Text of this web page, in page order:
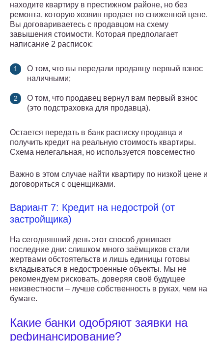
находите квартиру в престижном районе, но без
ремонта, которую хозяин продает по сниженной цене.
Вы договариваетесь с продавцом на схему
завышения стоимости. Которая предполагает
написание 2 расписок:
О том, что вы передали продавцу первый взнос
наличными;
О том, что продавец вернул вам первый взнос
(это подстраховка для продавца).
Остается передать в банк расписку продавца и
получить кредит на реальную стоимость квартиры.
Схема нелегальная, но используется повсеместно
Важно в этом случае найти квартиру по низкой цене и
договориться с оценщиками.
Вариант 7: Кредит на недострой (от
застройщика)
На сегодняшний день этот способ доживает
последние дни: слишком много заёмщиков стали
жертвами обстоятельств и лишь единицы готовы
вкладываться в недостроенные объекты. Мы не
рекомендуем рисковать, доверяя своё будущее
неизвестности – лучше собственность в руках, чем на
бумаге.
Какие банки одобряют заявки на
рефинансирование?